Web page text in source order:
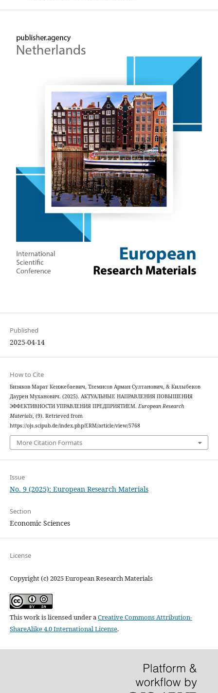
Published
2025-04-14
How to Cite
Бизяков Марат Кенжебаевич, Тлемисов Арман Султанович, & Килыбеков
Даурен Муханович. (2025). АКТУАЛЬНЫЕ НАПРАВЛЕНИЯ ПОВЫШЕНИЯ
ЭФФЕКТИВНОСТИ УПРАВЛЕНИЯ ПРЕДПРИЯТИЕМ. European Research
Materials, (9). Retrieved from
https://ojs.scipub.de/index.php/ERM/article/view/5768
More Citation Formats
Issue
No. 9 (2025): European Research Materials
Section
Economic Sciences
License
Copyright (c) 2025 European Research Materials
This work is licensed under aCreative Commons Attribution-
ShareAlike 4.0 International License.